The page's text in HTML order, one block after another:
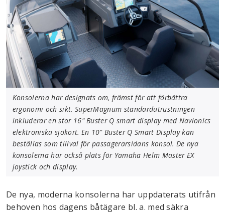
Konsolerna har designats om, främst för att förbättra
ergonomi och sikt. SuperMagnum standardutrustningen
inkluderar en stor 16" Buster Q smart display med Navionics
elektroniska sjökort. En 10" Buster Q Smart Display kan
beställas som tillval för passagerarsidans konsol. De nya
konsolerna har också plats för Yamaha Helm Master EX
joystick och display.
De nya, moderna konsolerna har uppdaterats utifrån
behoven hos dagens båtägare bl. a. med säkra